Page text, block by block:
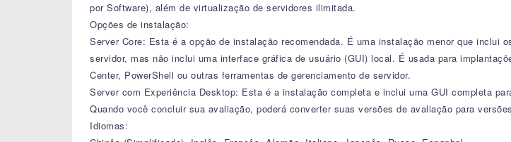
por Software), além de virtualização de servidores ilimitada.
Opções de instalação:
Server Core: Esta é a opção de instalação recomendada. É uma instalação menor que inclui
servidor, mas não inclui uma interface gráfica de usuário (GUI) local. É usada para
Center, PowerShell ou outras ferramentas de gerenciamento de servidor.
Server com Experiência Desktop: Esta é a instalação completa e inclui uma GUI completa
Quando você concluir sua avaliação, poderá converter suas versões de avaliação para
Idiomas: